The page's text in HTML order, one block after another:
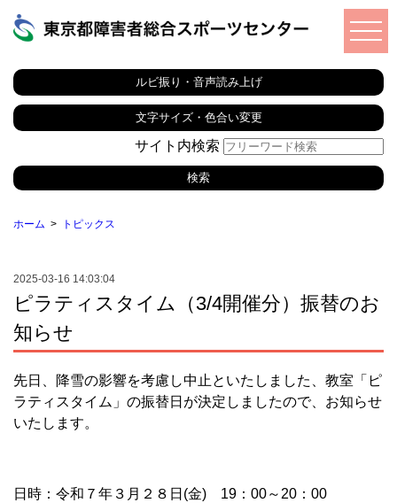
ルビ振り・音声読み上げ
文字サイズ・色合い変更
サイト内検索
ホーム トピックス
2025-03-16 14:03:04
ピラティスタイム（3/4開催分）振替のお
知らせ
先日、降雪の影響を考慮し中止といたしました、教室「ピ
ラティスタイム」の振替日が決定しましたので、お知らせ
いたします。
日時：令和７年３月２８日(金) 19：00～20：00